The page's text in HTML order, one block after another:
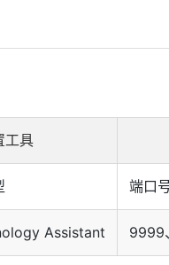
工具
端口
Assistant 9999